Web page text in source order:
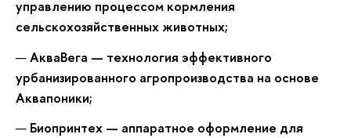
управлению процессом кормления
сельскохозяйственных животных;
АкваВега — технология эффективного
урбанизированного агропроизводства на основе
Аквапоники;
Биопринтех — аппаратное оформление для